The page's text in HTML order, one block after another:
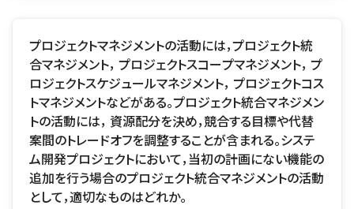
プロジェクトマネジメントの活動には，プロジェクト統
合マネジメント， プロジェクトスコープマネジメント， プ
ロジェクトスケジュールマネジメント， プロジェクトコス
トマネジメントなどがある。プロジェクト統合マネジメン
トの活動には， 資源配分を決め，競合する目標や代替
案間のトレードオフを調整することが含まれる。システ
ム開発プロジェクトにおいて，当初の計画にない機能の
追加を行う場合のプロジェクト統合マネジメントの活動
として，適切なものはどれか。